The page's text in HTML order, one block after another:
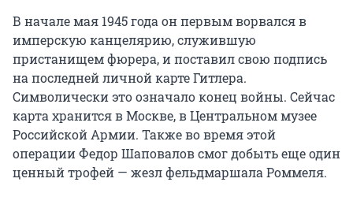
В начале мая 1945 года он первым ворвался в
имперскую канцелярию, служившую
пристанищем фюрера, и поставил свою подпись
на последней личной карте Гитлера.
Символически это означало конец войны. Сейчас
карта хранится в Москве, в Центральном музее
Российской Армии. Также во время этой
операции Федор Шаповалов смог добыть еще один
ценный трофей — жезл фельдмаршала Роммеля.